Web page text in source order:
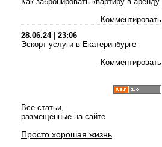
Комментировать
28.06.24| 23:06
Эскорт-услуги в Екатеринбурге
Комментировать
Все статьи,
размещённые на сайте
Просто хорошая жизнь